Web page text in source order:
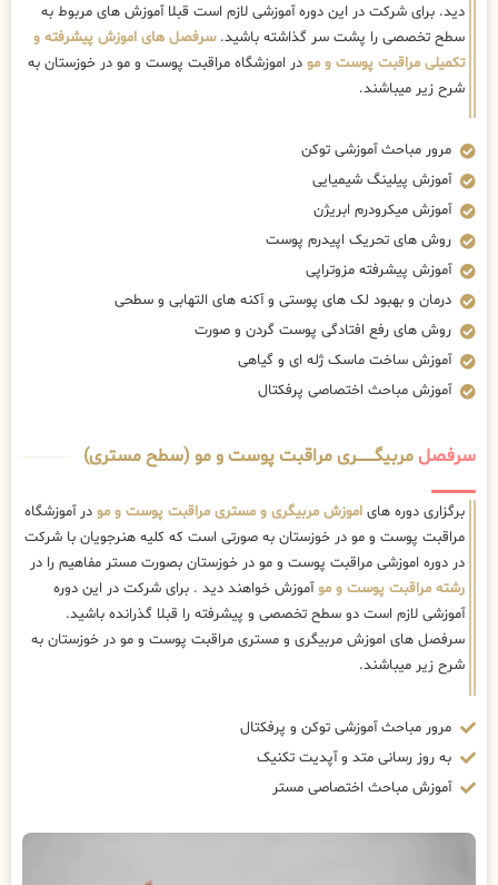
دید. برای شرکت در این دوره آموزشی لازم است قبلا آموزش های مربوط به
سطح تخصصی را پشت سر گذاشته باشید.سرفصل های اموزش پیشرفته و
تکمیلی مراقبت پوست و مو در اموزشگاه مراقبت پوست و مو در خوزستان به
شرح زیر میباشند.
مرور مباحث آموزشی توکن
آموزش پیلینگ شیمیایی
آموزش میکرودرم ابریژن
روش های تحریک اپیدرم پوست
آموزش پیشرفته مزوتراپی
درمان و بهبود لک های پوستی و آکنه های التهابی و سطحی
روش های رفع افتادگی پوست گردن و صورت
آموزش ساخت ماسک ژله ای و گیاهی
آموزش مباحث اختصاصی پرفکتال
سرفصلمربیگــــــــری مراقبت پوست و مو (سطح مستری)
برگزاری دوره های اموزش مربیگری و مستری مراقبت پوست و مو در آموزشگاه
مراقبت پوست و مو در خوزستان به صورتی است که کلیه هنرجویان با شرکت
در دوره اموزشی مراقبت پوست و مو در خوزستان بصورت مستر مفاهیم را در
رشته مراقبت پوست و موآموزش خواهند دید . برای شرکت در این دوره
آموزشی لازم است دو سطح تخصصی و پیشرفته را قبلا گذرانده باشید.
سرفصل های اموزش مربیگری و مستری مراقبت پوست و مو در خوزستان به
شرح زیر میباشند.
مرور مباحث آموزشی توکن و پرفکتال
به روز رسانی متد و آپدیت تکنیک
آموزش مباحث اختصاصی مستر